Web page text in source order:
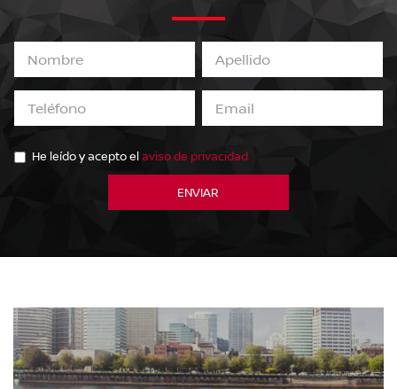
He leído y acepto elaviso de privacidad